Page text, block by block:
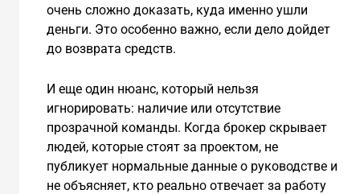
очень сложно доказать, куда именно ушли
деньги. Это особенно важно, если дело дойдет
до возврата средств.
И еще один нюанс, который нельзя
игнорировать: наличие или отсутствие
прозрачной команды. Когда брокер скрывает
людей, которые стоят за проектом, не
публикует нормальные данные о руководстве и
не объясняет, кто реально отвечает за работу